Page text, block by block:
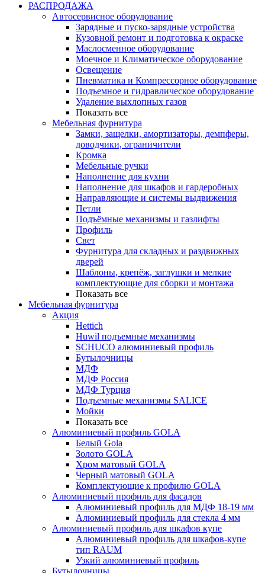
РАСПРОДАЖА
Автосервисное оборудование
Зарядные и пуско-зарядные устройства
Кузовной ремонт и подготовка к окраске
Маслосменное оборудование
Моечное и Климатическое оборудование
Освещение
Пневматика и Компрессорное оборудование
Подъемное и гидравлическое оборудование
Удаление выхлопных газов
Показать все
Мебельная фурнитура
Замки, защелки, амортизаторы, демпферы,
доводчики, ограничители
Кромка
Мебельные ручки
Наполнение для кухни
Наполнение для шкафов и гардеробных
Направляющие и системы выдвижения
Петли
Подъёмные механизмы и газлифты
Профиль
Свет
Фурнитура для складных и раздвижных
дверей
Шаблоны, крепёж, заглушки и мелкие
комплектующие для сборки и монтажа
Показать все
Мебельная фурнитура
Акция
Hettich
Huwil подъемные механизмы
SCHUCO алюминиевый профиль
Бутылочницы
МДФ
МДФ Россия
МДФ Турция
Подъемные механизмы SALICE
Мойки
Показать все
Алюминиевый профиль GOLA
Белый Gola
Золото GOLA
Хром матовый GOLA
Черный матовый GOLA
Комплектующие к профилю GOLA
Алюминиевый профиль для фасадов
Алюминиевый профиль для МДФ 18-19 мм
Алюминиевый профиль для стекла 4 мм
Алюминиевый профиль для шкафов купе
Алюминиевый профиль для шкафов-купе
тип RAUM
Узкий алюминиевый профиль